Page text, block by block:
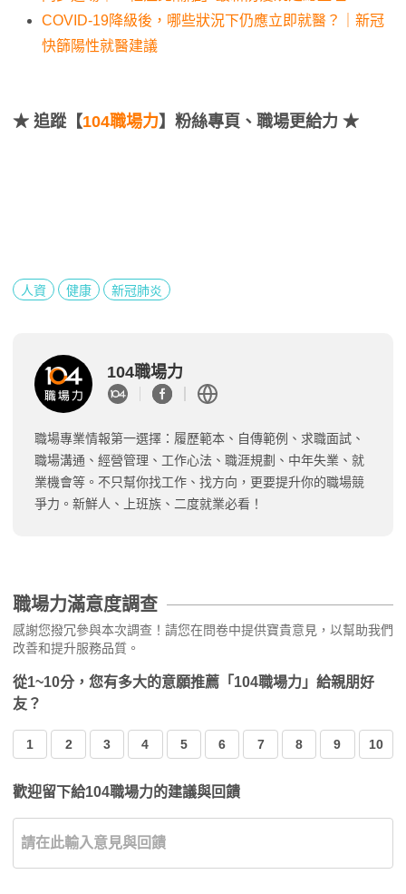
COVID-19降級後，哪些狀況下仍應立即就醫？｜新冠
快篩陽性就醫建議
★ 追蹤【104職場力】粉絲專頁、職場更給力 ★
人資 健康 新冠肺炎
104職場力
職場專業情報第一選擇：履歷範本、自傳範例、求職面試、
職場溝通、經營管理、工作心法、職涯規劃、中年失業、就
業機會等。不只幫你找工作、找方向，更要提升你的職場競
爭力。新鮮人、上班族、二度就業必看！
職場力滿意度調查
感謝您撥冗參與本次調查！請您在問卷中提供寶貴意見，以幫助我們
改善和提升服務品質。
從1~10分，您有多大的意願推薦「104職場力」給親朋好
友？
1 2 3 4 5 6 7 8 9 10
歡迎留下給104職場力的建議與回饋